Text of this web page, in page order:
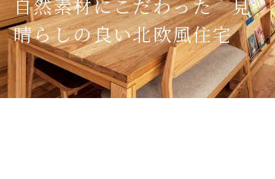
自然素材にこだわった 見
晴らしの良い北欧風住宅